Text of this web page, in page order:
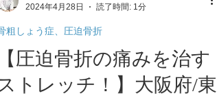
【圧迫骨折の痛みを治す
ストレッチ！】大阪府/東
粗しょう症、圧迫骨折
2024年4月28日
読了時間: 1分